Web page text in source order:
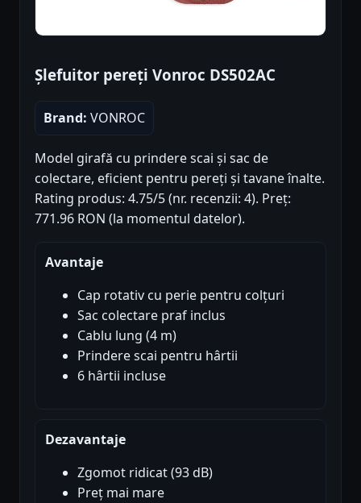
Șlefuitor pereți Vonroc DS502AC
Brand: VONROC
Model girafă cu prindere scai și sac de
colectare, eficient pentru pereți și tavane înalte.
Rating produs: 4.75/5 (nr. recenzii: 4). Preț:
771.96 RON (la momentul datelor).
Avantaje
Cap rotativ cu perie pentru colțuri
Sac colectare praf inclus
Cablu lung (4 m)
Prindere scai pentru hârtii
6 hârtii incluse
Dezavantaje
Zgomot ridicat (93 dB)
Preț mai mare